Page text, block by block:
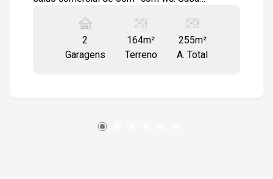
Rosália. Sala 2 ambientes , cozinha e área de
serviço. 2 quartos 1 sendo suíte e wc social.
corredor lateral , frente com pequeno quintal e
2
Garagens
164m²
Terreno
255m²
A. Total